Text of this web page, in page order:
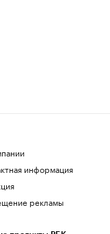
информация
рекламы